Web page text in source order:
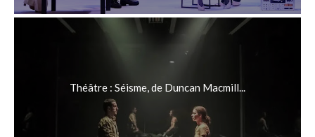
Théâtre : Séisme, de Duncan Macmill...